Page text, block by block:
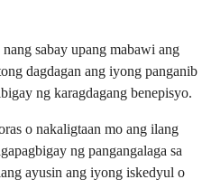
sabay upang mabawi ang
dagdagan ang iyong panganib
ng karagdagang benepisyo.
o nakaligtaan mo ang ilang
ng pangangalaga sa
ayusin ang iyong iskedyul o